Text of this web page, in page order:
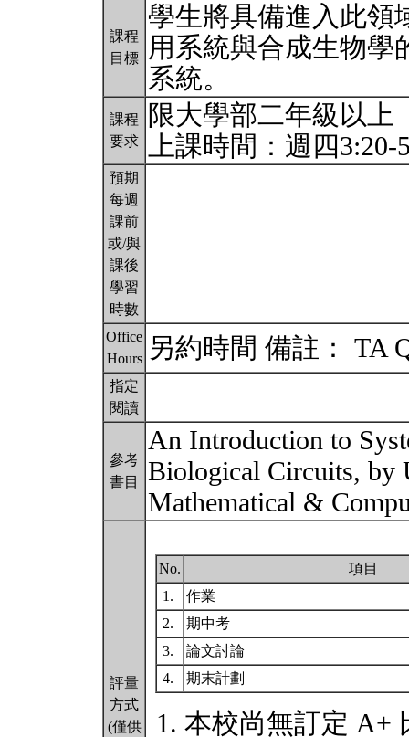
課程
目標
學生將具備進入此領
用系統與合成生物學
系統。
課程
要求
限大學部二年級以上
上課時間：週四3:20-
預期
每週
課前
或/與
課後
學習
時數
Office
Hours
另約時間 備註： TA
指定
閱讀
參考
書目
An Introduction to
Biological Circuits, by
Mathematical &
評量
方式
(僅供
No.
項目
1.
作業
2.
期中考
3.
論文討論
4.
期末計劃
本校尚無訂定 A+